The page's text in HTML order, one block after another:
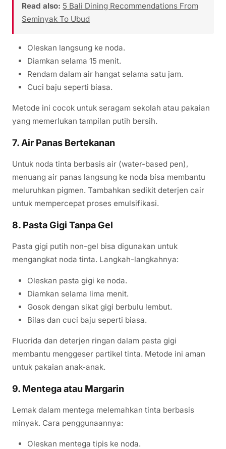
Read also: 5 Bali Dining Recommendations From
Seminyak To Ubud
Oleskan langsung ke noda.
Diamkan selama 15 menit.
Rendam dalam air hangat selama satu jam.
Cuci baju seperti biasa.
Metode ini cocok untuk seragam sekolah atau pakaian
yang memerlukan tampilan putih bersih.
7. Air Panas Bertekanan
Untuk noda tinta berbasis air (water-based pen),
menuang air panas langsung ke noda bisa membantu
meluruhkan pigmen. Tambahkan sedikit deterjen cair
untuk mempercepat proses emulsifikasi.
8. Pasta Gigi Tanpa Gel
Pasta gigi putih non-gel bisa digunakan untuk
mengangkat noda tinta. Langkah-langkahnya:
Oleskan pasta gigi ke noda.
Diamkan selama lima menit.
Gosok dengan sikat gigi berbulu lembut.
Bilas dan cuci baju seperti biasa.
Fluorida dan deterjen ringan dalam pasta gigi
membantu menggeser partikel tinta. Metode ini aman
untuk pakaian anak-anak.
9. Mentega atau Margarin
Lemak dalam mentega melemahkan tinta berbasis
minyak. Cara penggunaannya:
Oleskan mentega tipis ke noda.